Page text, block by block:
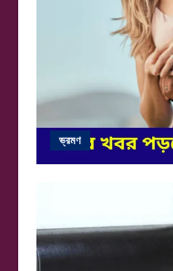
ভ্রমণ